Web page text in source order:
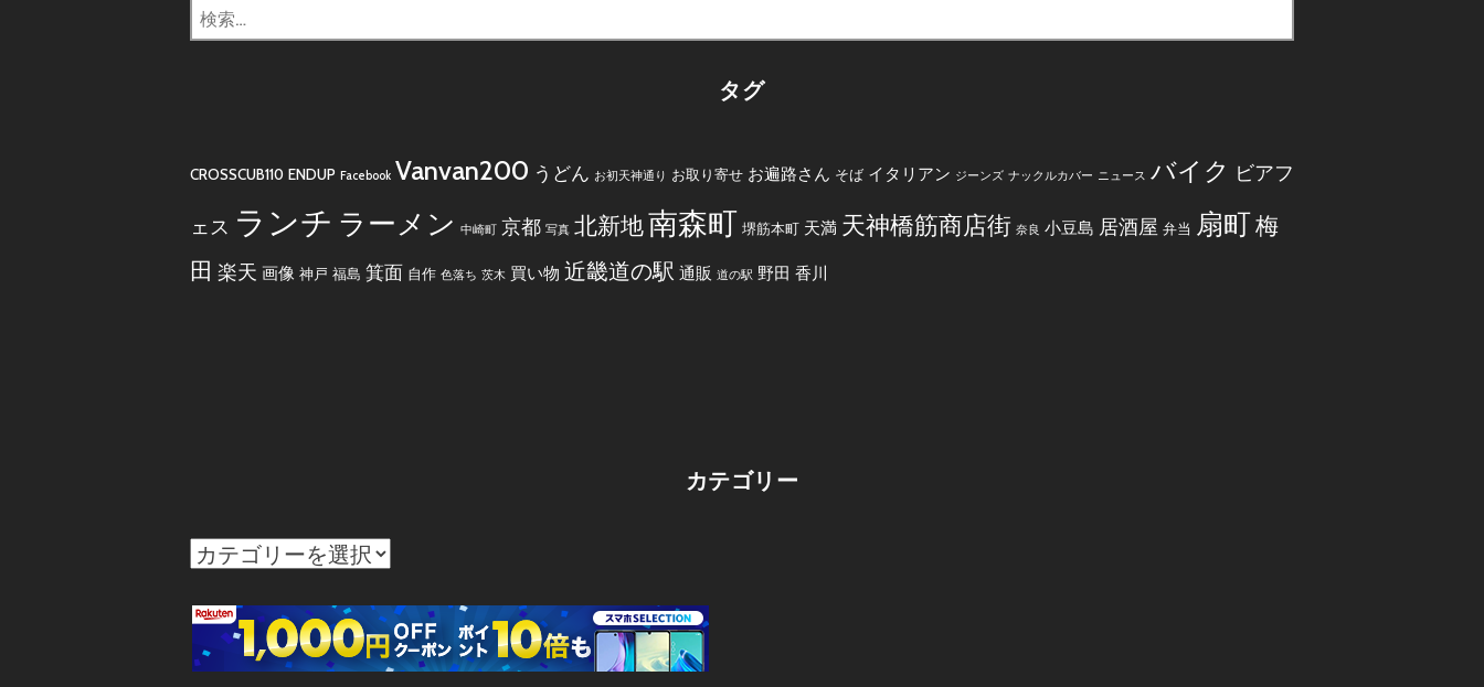
検
索:
タグ
CROSSCUB110 ENDUP Facebook Vanvan200 うどん お初天神通り お取り寄せ お遍路さん そば イタリアン ジーンズ ナックルカバー ニュース バイク ビアフ
ェス ランチ ラーメン 中崎町 京都 写真 北新地南森町 堺筋本町 天満 天神橋筋商店街 奈良 小豆島 居酒屋 弁当 扇町梅
田 楽天 画像 神戸 福島 箕面 自作 色落ち 茨木 買い物 近畿道の駅 通販 道の駅 野田 香川
カテゴリー
カ
ゴ
リ
ー